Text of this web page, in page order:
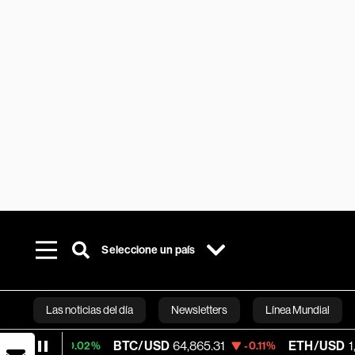
Seleccione un país
Las noticias del día Newsletters Línea Mundial
Bloomberg
BTC/USD 64,865.31 -0.11% ETH/USD 1,915.325